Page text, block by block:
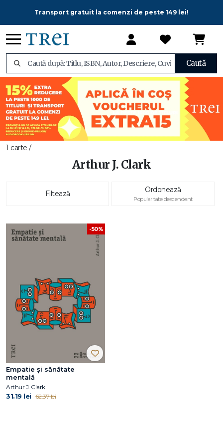
Transport gratuit la comenzi de peste 149 lei!
Caută
1 carte /
Arthur J. Clark
Filtează Ordonează
Popularitate descendent
-50%
Empatie și sănătate
mentală
Arthur J. Clark
31.19 lei 62.37 lei